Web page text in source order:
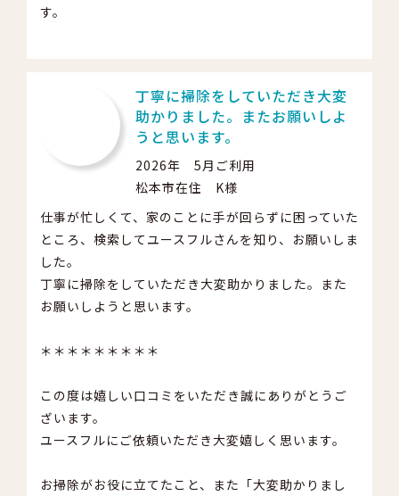
す。
丁寧に掃除をしていただき大変
助かりました。またお願いしよ
うと思います。
2026年 5月ご利用
松本市在住 K様
仕事が忙しくて、家のことに手が回らずに困っていた
ところ、検索してユースフルさんを知り、お願いしま
した。
丁寧に掃除をしていただき大変助かりました。また
お願いしようと思います。
＊＊＊＊＊＊＊＊＊
この度は嬉しい口コミをいただき誠にありがとうご
ざいます。
ユースフルにご依頼いただき大変嬉しく思います。
お掃除がお役に立てたこと、また「大変助かりまし